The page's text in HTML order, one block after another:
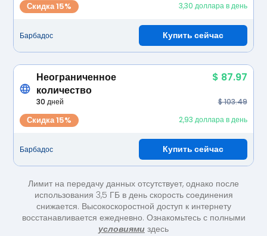
Скидка 15% 3,30 доллара в день
Барбадос Купить сейчас
Неограниченное
количество
$ 87.97
30 дней $ 103.49
Скидка 15% 2,93 доллара в день
Барбадос Купить сейчас
Лимит на передачу данных отсутствует, однако после
использования 3,5 ГБ в день скорость соединения
снижается. Высокоскоростной доступ к интернету
восстанавливается ежедневно. Ознакомьтесь с полными
условиями здесь